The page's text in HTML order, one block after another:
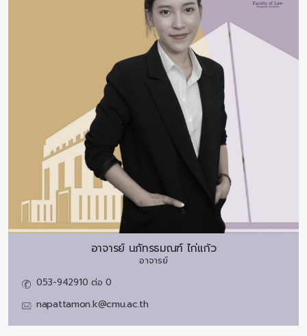
อาจารย์ นภัทรธมณฑ์ ไก่แก้ว
อาจารย์
053-942910 ต่อ 0
napattamon.k@cmu.ac.th